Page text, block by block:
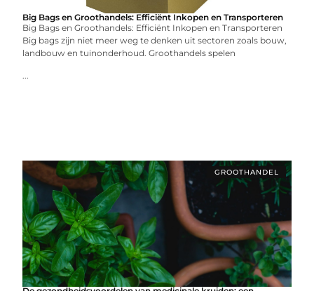
Big Bags en Groothandels: Efficiënt Inkopen en Transporteren
Big Bags en Groothandels: Efficiënt Inkopen en Transporteren
Big bags zijn niet meer weg te denken uit sectoren zoals bouw,
landbouw en tuinonderhoud. Groothandels spelen
...
GROOTHANDEL